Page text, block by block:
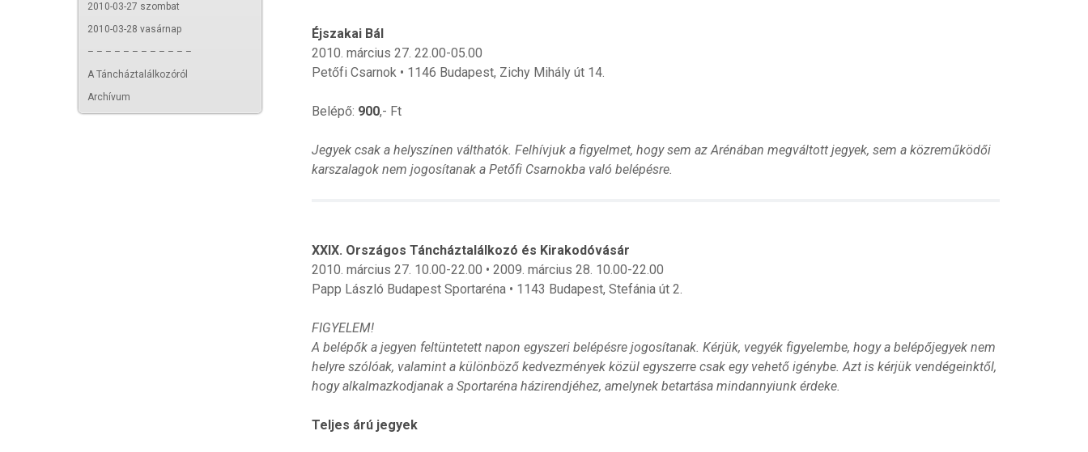
2010-03-27 szombat
2010-03-28 vasárnap
– – – – – – – – – – – –
A Táncháztalálkozóról
Archívum
Éjszakai Bál
2010. március 27. 22.00-05.00
Petőfi Csarnok • 1146 Budapest, Zichy Mihály út 14.
Belépő: 900,- Ft
Jegyek csak a helyszínen válthatók. Felhívjuk a figyelmet, hogy sem az Arénában megváltott jegyek, sem a közreműködői
karszalagok nem jogosítanak a Petőfi Csarnokba való belépésre.
XXIX. Országos Táncháztalálkozó és Kirakodóvásár
2010. március 27. 10.00-22.00 • 2009. március 28. 10.00-22.00
Papp László Budapest Sportaréna • 1143 Budapest, Stefánia út 2.
FIGYELEM!
A belépők a jegyen feltüntetett napon egyszeri belépésre jogosítanak. Kérjük, vegyék figyelembe, hogy a belépőjegyek nem
helyre szólóak, valamint a különböző kedvezmények közül egyszerre csak egy vehető igénybe. Azt is kérjük vendégeinktől,
hogy alkalmazkodjanak a Sportaréna házirendjéhez, amelynek betartása mindannyiunk érdeke.
Teljes árú jegyek